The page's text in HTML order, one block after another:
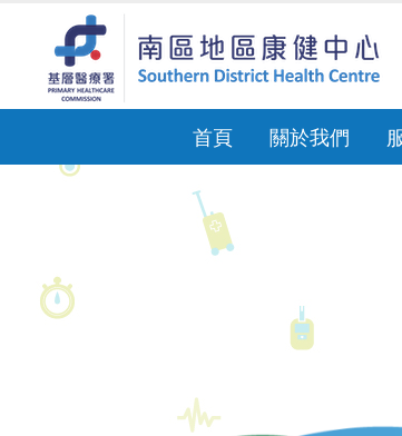
首頁 關於我們